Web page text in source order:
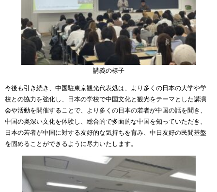
講義の様子
今後も引き続き、中国駐東京観光代表処は、より多くの日本の大学や学
校との協力を強化し、日本の学校で中国文化と観光をテーマとした講演
会や活動を開催することで、より多くの日本の若者が中国の話を聞き、
中国の奥深い文化を体験し、総合的で多面的な中国を知っていただき、
日本の若者が中国に対する友好的な気持ちを育み、中日友好の民間基盤
を固めることができるように尽力いたします。